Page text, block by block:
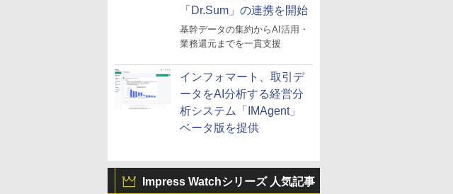
「Dr.Sum」の連携を開始
基幹データの集約からAI活用・
業務還元までを一貫支援
インフォマート、取引デ
ータをAI分析する経営分
析システム「IMAgent」
ベータ版を提供
Impress Watchシリーズ 人気記事